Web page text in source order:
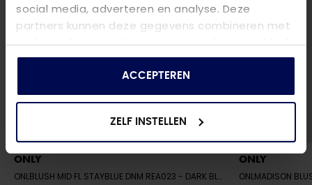
social media, adverteren en analyse. Deze
partners kunnen deze gegevens combineren met
andere informatie die u aan ze heeft verstrekt of
die ze hebben verzameld op basis van uw gebruik
ACCEPTEREN
ZELF INSTELLEN
ONLY
ONLBLUSH MID FL STAYBLUE DNM REA023 - DARK BLUE DENIM
ONLY
ONLMADISON